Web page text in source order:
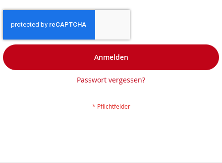
Anmelden
Passwort vergessen?